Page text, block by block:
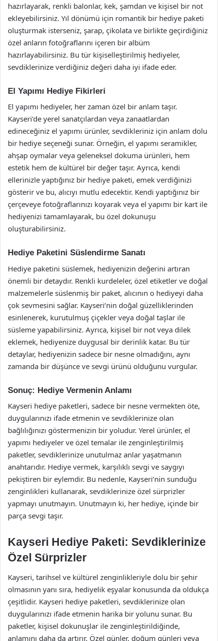
hazırlayarak, renkli balonlar, kek, şamdan ve kişisel bir not
ekleyebilirsiniz. Yıl dönümü için romantik bir hediye paketi
oluşturmak isterseniz, şarap, çikolata ve birlikte geçirdiğiniz
özel anların fotoğraflarını içeren bir albüm
hazırlayabilirsiniz. Bu tür kişiselleştirilmiş hediyeler,
sevdiklerinize verdiğiniz değeri daha iyi ifade eder.
El Yapımı Hediye Fikirleri
El yapımı hediyeler, her zaman özel bir anlam taşır.
Kayseri’de yerel sanatçılardan veya zanaatlardan
edineceğiniz el yapımı ürünler, sevdikleriniz için anlam dolu
bir hediye seçeneği sunar. Örneğin, el yapımı seramikler,
ahşap oymalar veya geleneksel dokuma ürünleri, hem
estetik hem de kültürel bir değer taşır. Ayrıca, kendi
ellerinizle yaptığınız bir hediye paketi, emek verdiğinizi
gösterir ve bu, alıcıyı mutlu edecektir. Kendi yaptığınız bir
çerçeveye fotoğraflarınızı koyarak veya el yapımı bir kart ile
hediyenizi tamamlayarak, bu özel dokunuşu
oluşturabilirsiniz.
Hediye Paketini Süslendirme Sanatı
Hediye paketini süslemek, hediyenizin değerini artıran
önemli bir detaydır. Renkli kurdeleler, özel etiketler ve doğal
malzemelerle süslenmiş bir paket, alıcının o hediyeyi daha
çok sevmesini sağlar. Kayseri’nin doğal güzelliklerinden
esinlenerek, kurutulmuş çiçekler veya doğal taşlar ile
süsleme yapabilirsiniz. Ayrıca, kişisel bir not veya dilek
eklemek, hediyenize duygusal bir derinlik katar. Bu tür
detaylar, hediyenizin sadece bir nesne olmadığını, aynı
zamanda bir düşünce ve sevgi ürünü olduğunu vurgular.
Sonuç: Hediye Vermenin Anlamı
Kayseri hediye paketleri, sadece bir nesne vermekten öte,
duygularınızı ifade etmenin ve sevdiklerinize olan
bağlılığınızı göstermenizin bir yoludur. Yerel ürünler, el
yapımı hediyeler ve özel temalar ile zenginleştirilmiş
paketler, sevdiklerinize unutulmaz anlar yaşatmanın
anahtarıdır. Hediye vermek, karşılıklı sevgi ve saygıyı
pekiştiren bir eylemdir. Bu nedenle, Kayseri’nin sunduğu
zenginlikleri kullanarak, sevdiklerinize özel sürprizler
yapmayı unutmayın. Unutmayın ki, her hediye, içinde bir
parça sevgi taşır.
Kayseri Hediye Paketi: Sevdiklerinize
Özel Sürprizler
Kayseri, tarihsel ve kültürel zenginlikleriyle dolu bir şehir
olmasının yanı sıra, hediyelik eşyalar konusunda da oldukça
çeşitlidir. Kayseri hediye paketleri, sevdiklerinize olan
duygularınızı ifade etmenin harika bir yolunu sunar. Bu
paketler, kişisel dokunuşlar ile zenginleştirildiğinde,
anlamını daha da artırır. Özel günler, doğum günleri veya